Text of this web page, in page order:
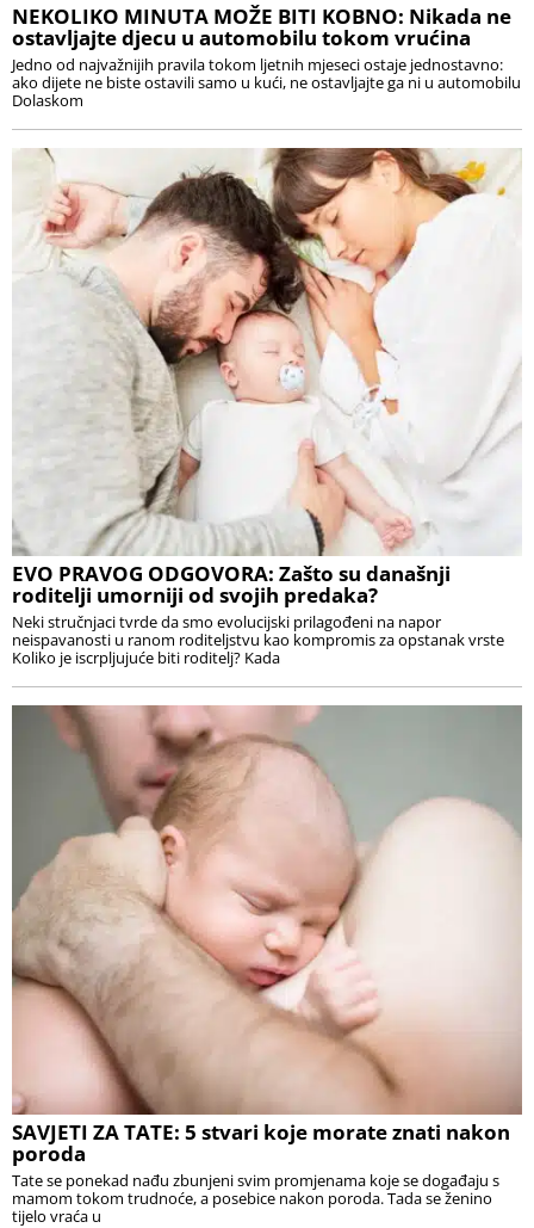
NEKOLIKO MINUTA MOŽE BITI KOBNO: Nikada ne
ostavljajte djecu u automobilu tokom vrućina
Jedno od najvažnijih pravila tokom ljetnih mjeseci ostaje jednostavno:
ako dijete ne biste ostavili samo u kući, ne ostavljajte ga ni u automobilu
Dolaskom
EVO PRAVOG ODGOVORA: Zašto su današnji
roditelji umorniji od svojih predaka?
Neki stručnjaci tvrde da smo evolucijski prilagođeni na napor
neispavanosti u ranom roditeljstvu kao kompromis za opstanak vrste
Koliko je iscrpljujuće biti roditelj? Kada
SAVJETI ZA TATE: 5 stvari koje morate znati nakon
poroda
Tate se ponekad nađu zbunjeni svim promjenama koje se događaju s
mamom tokom trudnoće, a posebice nakon poroda. Tada se ženino
tijelo vraća u